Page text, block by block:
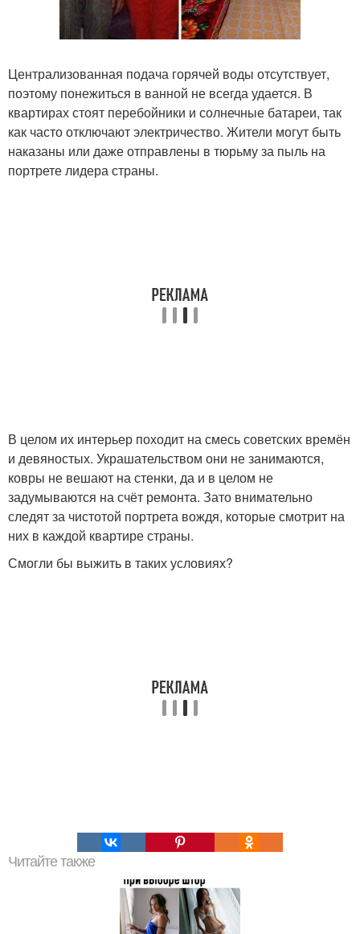
Централизованная подача горячей воды отсутствует,
поэтому понежиться в ванной не всегда удается. В
квартирах стоят перебойники и солнечные батареи, так
как часто отключают электричество. Жители могут быть
наказаны или даже отправлены в тюрьму за пыль на
портрете лидера страны.
В целом их интерьер походит на смесь советских времён
и девяностых. Украшательством они не занимаются,
ковры не вешают на стенки, да и в целом не
задумываются на счёт ремонта. Зато внимательно
следят за чистотой портрета вождя, которые смотрит на
них в каждой квартире страны.
Смогли бы выжить в таких условиях?
Читайте также